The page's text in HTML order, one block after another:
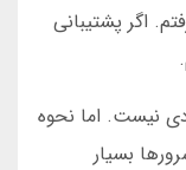
اگر پشتیبانی
به فردی نیست. اما نحوه
بسیار